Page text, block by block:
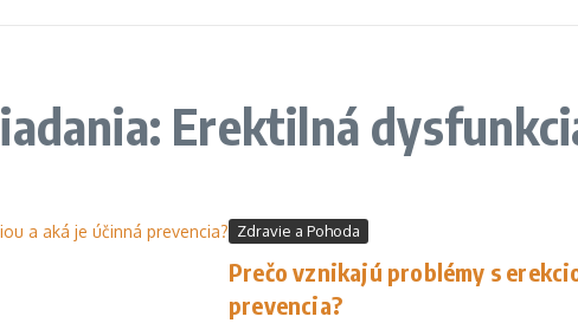
Erektilná
Zdravie a Pohoda
Prečo vznikajú problémy s
prevencia?